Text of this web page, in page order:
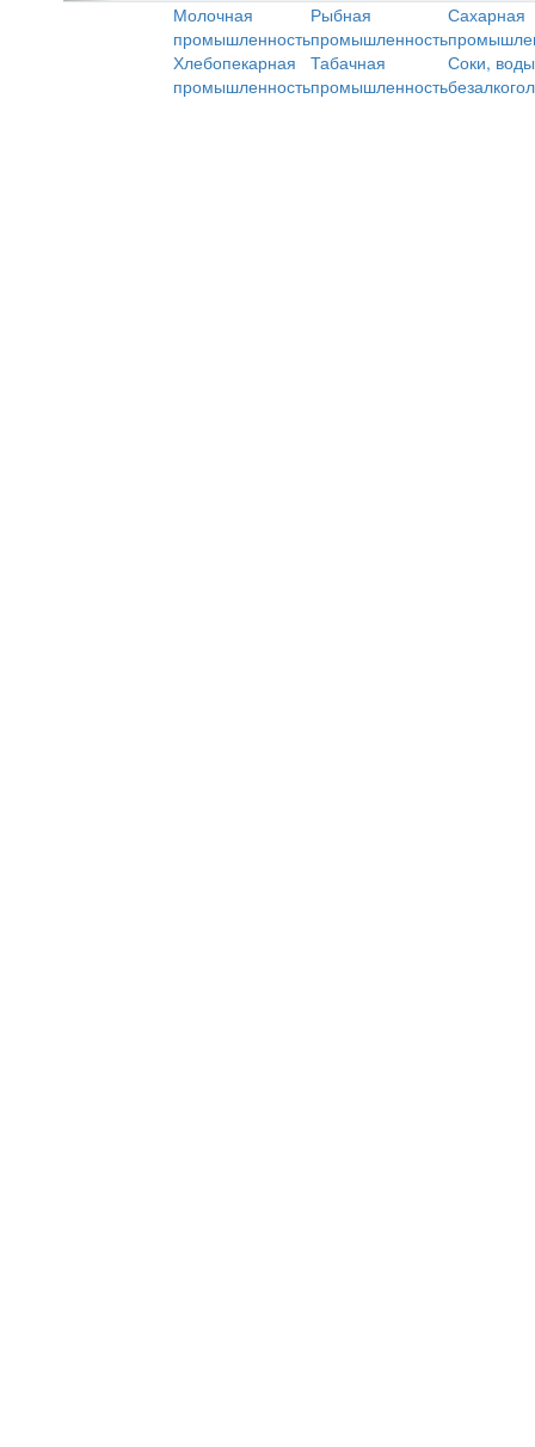
Молочная
промышленность
Рыбная
промышленность
Сахарная
Хлебопекарная
промышленность
Табачная
промышленность
Соки,